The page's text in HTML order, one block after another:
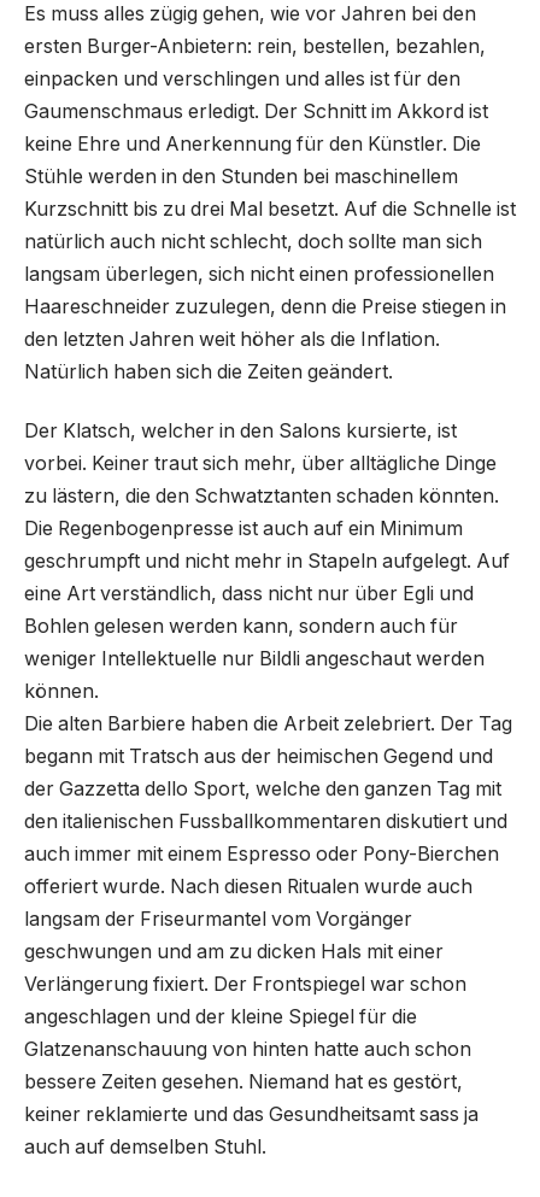
Es muss alles zügig gehen, wie vor Jahren bei den
ersten Burger-Anbietern: rein, bestellen, bezahlen,
einpacken und verschlingen und alles ist für den
Gaumenschmaus erledigt. Der Schnitt im Akkord ist
keine Ehre und Anerkennung für den Künstler. Die
Stühle werden in den Stunden bei maschinellem
Kurzschnitt bis zu drei Mal besetzt. Auf die Schnelle ist
natürlich auch nicht schlecht, doch sollte man sich
langsam überlegen, sich nicht einen professionellen
Haareschneider zuzulegen, denn die Preise stiegen in
den letzten Jahren weit höher als die Inflation.
Natürlich haben sich die Zeiten geändert.
Der Klatsch, welcher in den Salons kursierte, ist
vorbei. Keiner traut sich mehr, über alltägliche Dinge
zu lästern, die den Schwatztanten schaden könnten.
Die Regenbogenpresse ist auch auf ein Minimum
geschrumpft und nicht mehr in Stapeln aufgelegt. Auf
eine Art verständlich, dass nicht nur über Egli und
Bohlen gelesen werden kann, sondern auch für
weniger Intellektuelle nur Bildli angeschaut werden
können.
Die alten Barbiere haben die Arbeit zelebriert. Der Tag
begann mit Tratsch aus der heimischen Gegend und
der Gazzetta dello Sport, welche den ganzen Tag mit
den italienischen Fussballkommentaren diskutiert und
auch immer mit einem Espresso oder Pony-Bierchen
offeriert wurde. Nach diesen Ritualen wurde auch
langsam der Friseurmantel vom Vorgänger
geschwungen und am zu dicken Hals mit einer
Verlängerung fixiert. Der Frontspiegel war schon
angeschlagen und der kleine Spiegel für die
Glatzenanschauung von hinten hatte auch schon
bessere Zeiten gesehen. Niemand hat es gestört,
keiner reklamierte und das Gesundheitsamt sass ja
auch auf demselben Stuhl.